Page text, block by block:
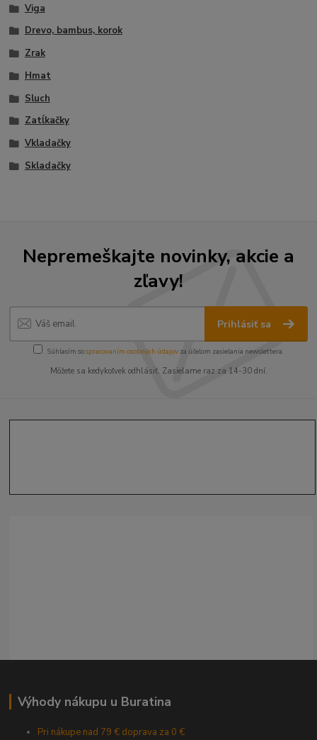
Viga
Drevo, bambus, korok
Zrak
Hmat
Sluch
Zatĺkačky
Vkladačky
Skladačky
Nepremeškajte novinky, akcie a
zľavy!
Prihlásiť sa
Súhlasím sospracovaním osobných údajov za účelom zasielania newslettera.
Môžete sa kedykoľvek odhlásiť. Zasielame raz za 14-30 dní.
Výhody nákupu u Buratina
Pri nákupe nad 79 € doprava za 0 €